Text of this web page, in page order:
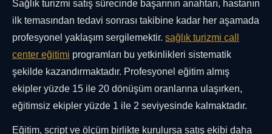
Sağlık turizmi satış sürecinde başarının anahtarı, hastanın
ilk temasından tedavi sonrası takibine kadar her aşamada
profesyonel yaklaşım sergilemektir. sağlık turizmi call
center eğitimi programları bu yetkinlikleri sistematik
şekilde kazandırmaktadır. Profesyonel eğitim almış
ekipler yüzde 15 ile 20 dönüşüm oranlarına ulaşırken,
eğitimsiz ekipler yüzde 1 ile 2 seviyesinde kalmaktadır.
Eğitim, script ve ölçüm birlikte kurulursa satış ekibi daha